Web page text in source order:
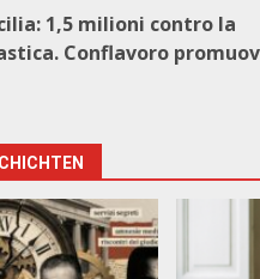
1,5 milioni contro la
Conflavoro